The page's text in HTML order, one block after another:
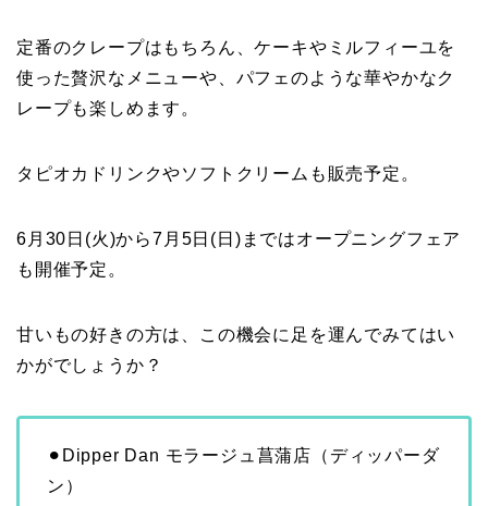
定番のクレープはもちろん、ケーキやミルフィーユを
使った贅沢なメニューや、 パフェのような華やかなク
レープも楽しめます。
タピオカドリンクやソフトクリームも販売予定。
6月30日(火)から7月5日(日) まではオープニングフェア
も開催予定。
甘いもの好きの方は、
この機会に足を運んでみてはい
かがでしょうか？
⚫︎Dipper Dan モラージュ菖蒲店（ディッパーダ
ン）